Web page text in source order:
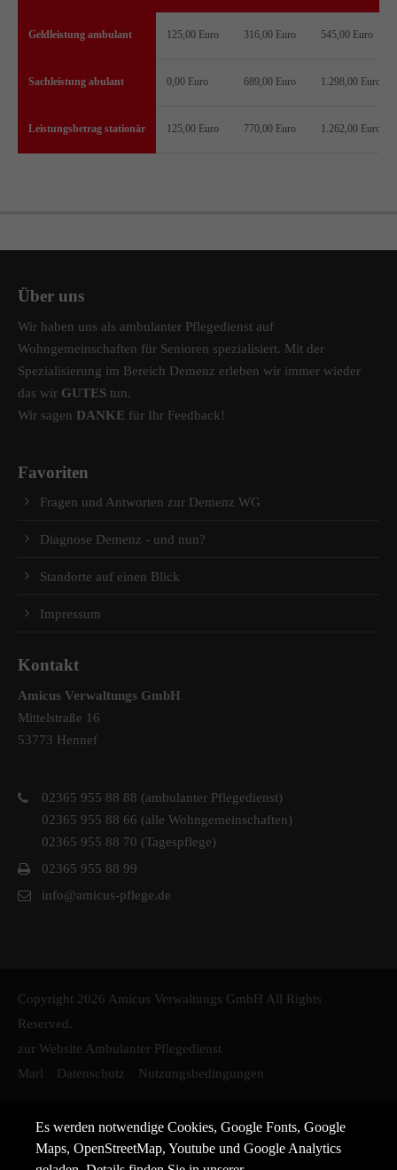
Geldleistung ambulant 125,00 Euro 316,00 Euro 545,00 Euro
Sachleistung abulant 0,00 Euro 689,00 Euro 1.298,00 Euro
Leistungsbetrag stationär 125,00 Euro 770,00 Euro 1.262,00 Euro
Über uns
Wir haben uns als ambulanter Pflegedienst auf
Wohngemeinschaften für Senioren spezialisiert. Mit der
Spezialisierung im Bereich Demenz erleben wir immer wieder
das wir GUTES tun.
Wir sagen DANKE für Ihr Feedback!
Favoriten
Fragen und Antworten zur Demenz WG
Diagnose Demenz - und nun?
Standorte auf einen Blick
Impressum
Kontakt
Amicus Verwaltungs GmbH
Mittelstraße 16
53773 Hennef
02365 955 88 88 (ambulanter Pflegedienst)
02365 955 88 66 (alle Wohngemeinschaften)
02365 955 88 70 (Tagespflege)
02365 955 88 99
info@amicus-pflege.de
Copyright 2026 Amicus Verwaltungs GmbH All Rights
Reserved.
zur Website Ambulanter Pflegedienst
Marl
Datenschutz Nutzungsbedingungen
Es werden notwendige Cookies, Google Fonts, Google
Maps, OpenStreetMap, Youtube und Google Analytics